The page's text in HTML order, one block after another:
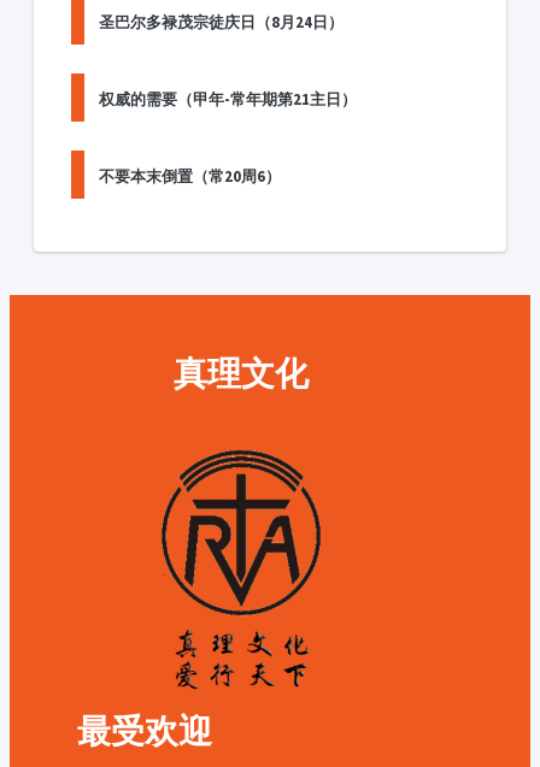
圣巴尔多禄茂宗徒庆日（8月24日）
权威的需要（甲年-常年期第21主日）
不要本末倒置（常20周6）
真理文化
最受欢迎